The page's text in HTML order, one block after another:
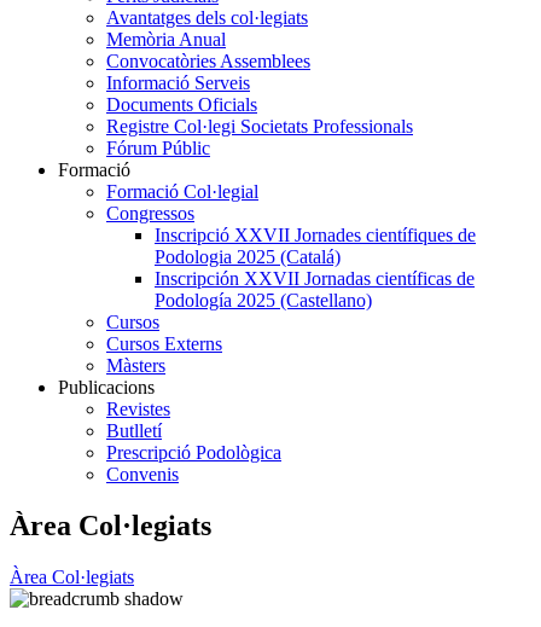
Avantatges dels col·legiats
Memòria Anual
Convocatòries Assemblees
Informació Serveis
Documents Oficials
Registre Col·legi Societats Professionals
Fórum Públic
Formació
Formació Col·legial
Congressos
Inscripció XXVII Jornades científiques de
Podologia 2025 (Catalá)
Inscripción XXVII Jornadas científicas de
Podología 2025 (Castellano)
Cursos
Cursos Externs
Màsters
Publicacions
Revistes
Butlletí
Prescripció Podològica
Convenis
Àrea Col·legiats
Àrea Col·legiats